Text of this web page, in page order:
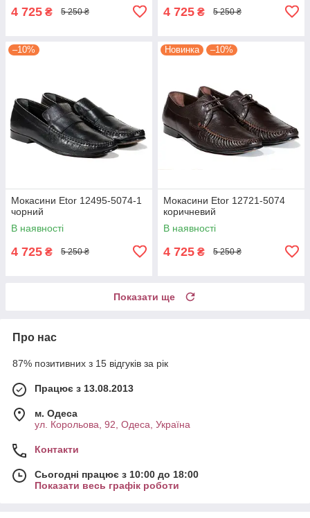
4 725 ₴ 5 250 ₴ 4 725 ₴ 5 250 ₴
–10%
Мокасини Etor 12495-5074-1
чорний
В наявності
4 725 ₴ 5 250 ₴
Новинка –10%
Мокасини Etor 12721-5074
коричневий
В наявності
4 725 ₴ 5 250 ₴
Показати ще
Про нас
87% позитивних з 15 відгуків за рік
Працює з 13.08.2013
м. Одеса
ул. Корольова, 92, Одеса, Україна
Контакти
Сьогодні працює з 10:00 до 18:00
Показати весь графік роботи